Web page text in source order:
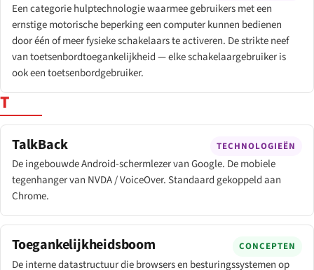
Een categorie hulptechnologie waarmee gebruikers met een
ernstige motorische beperking een computer kunnen bedienen
door één of meer fysieke schakelaars te activeren. De strikte neef
van toetsenbordtoegankelijkheid — elke schakelaar­gebruiker is
ook een toetsenbordgebruiker.
T
TalkBack TECHNOLOGIEËN
De ingebouwde Android-schermlezer van Google. De mobiele
tegenhanger van NVDA / VoiceOver. Standaard gekoppeld aan
Chrome.
Toegankelijkheidsboom CONCEPTEN
De interne datastructuur die browsers en besturingssystemen op